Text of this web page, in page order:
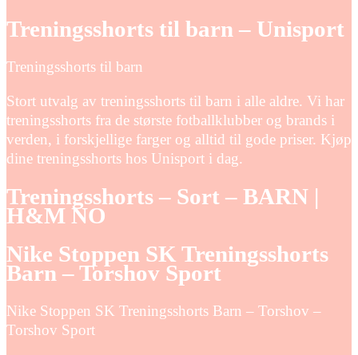
Treningsshorts til barn – Unisport
Treningsshorts til barn
Stort utvalg av treningsshorts til barn i alle aldre. Vi har
treningsshorts fra de største fotballklubber og brands i
verden, i forskjellige farger og alltid til gode priser. Kjøp
dine treningsshorts hos Unisport i dag.
Treningsshorts – Sort – BARN |
H&M NO
Nike Stoppen SK Treningsshorts
Barn – Torshov Sport
Nike Stoppen SK Treningsshorts Barn – Torshov –
Torshov Sport